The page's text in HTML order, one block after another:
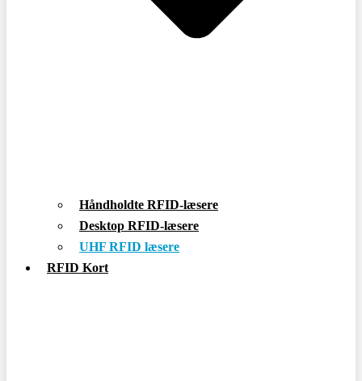
Håndholdte RFID-læsere
Desktop RFID-læsere
UHF RFID læsere
RFID Kort